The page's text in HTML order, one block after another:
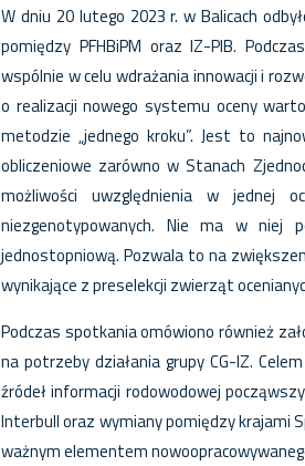
W dniu 20 lutego 2023 r. w Balicach
pomiędzy PFHBiPM oraz IZ-PIB.
wspólnie w celu wdrażania innowacji i
o realizacji nowego systemu oceny
metodzie „jednego kroku”. Jest to
obliczeniowe zarówno w Stanach
możliwości uwzględnienia w jednej
niezgenotypowanych. Nie ma w niej
jednostopniową. Pozwala to na
wynikające z preselekcji zwierząt
Podczas spotkania omówiono również
na potrzeby działania grupy CG-IZ.
źródeł informacji rodowodowej
Interbull oraz wymiany pomiędzy krajami
ważnym elementem